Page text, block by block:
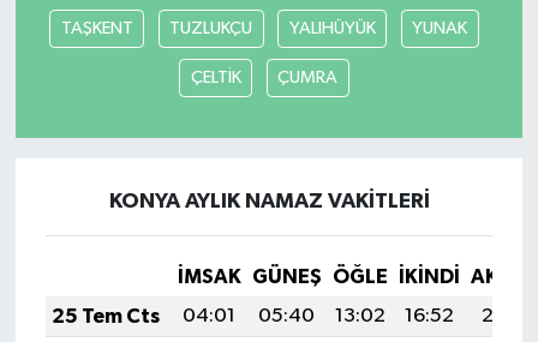
TAŞKENT TUZLUKÇU YALIHÜYÜK YUNAK
ÇELTİK ÇUMRA
KONYA AYLIK NAMAZ VAKITLERI
İMSAK GÜNEŞ ÖĞLE İKINDI
25 Tem Cts
04:01 05:40 13:02 16:52
20:13